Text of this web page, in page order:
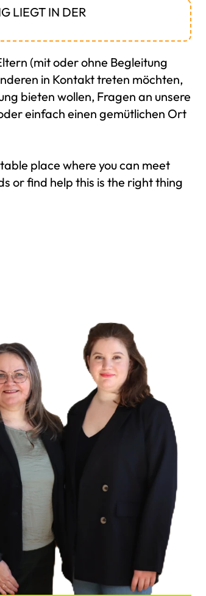
LIEGT IN DER
(mit oder ohne Begleitung
in Kontakt treten möchten,
bieten wollen, Fragen an unsere
einfach einen gemütlichen Ort
place where you can meet
or find help this is the right thing